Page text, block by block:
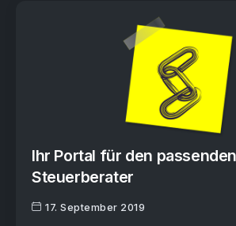
Ihr Portal für den passenden
Steuerberater
17. September 2019